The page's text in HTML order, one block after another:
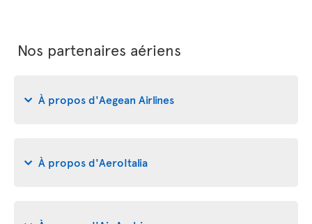
Nos partenaires aériens
À propos d'Aegean Airlines
À propos d'AeroItalia